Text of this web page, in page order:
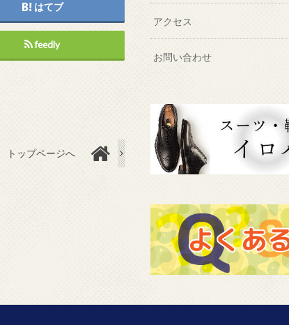
はてブ
feedly
トップページへ
アクセス
お問い合わせ